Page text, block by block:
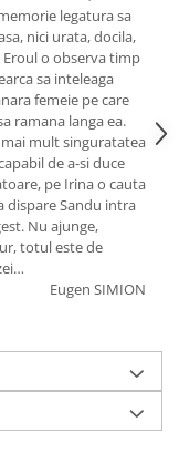
legatura sa
nici urata, docila,
o observa timp
sa inteleaga
femeie pe care
ramana langa ea.
mult singuratatea
de a-si duce
pe Irina o cauta
dispare Sandu intra
Nu ajunge,
totul este de
Eugen SIMION